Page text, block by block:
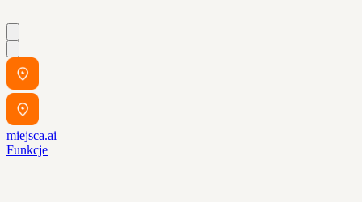
miejsca.ai
Funkcje